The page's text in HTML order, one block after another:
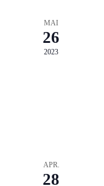
MAI
26
2023
APR.
28